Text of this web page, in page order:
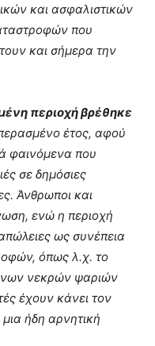
και ασφαλιστικών
που
και σήμερα την
περιοχή βρέθηκε
έτος, αφού
φαινόμενα που
σε δημόσιες
Άνθρωποι και
ενώ η περιοχή
ως συνέπεια
όπως λ.χ. το
νεκρών ψαριών
έχουν κάνει τον
ήδη αρνητική